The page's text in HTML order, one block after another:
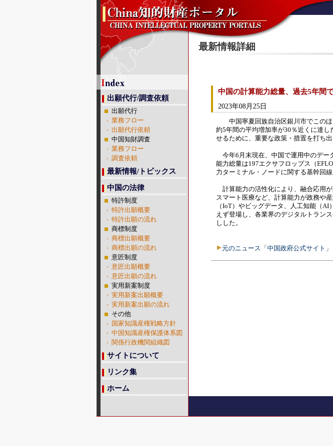
最新情報詳細
中国の計算能力総量、過去5年間
2023年08月25日
中国寧夏回族自治区銀川市でこのほ
約5年間の平均増加率が30％近くに達
せるために、重要な政策・措置を打ち
今年6月末現在、中国で運用中のデー
能力総量は197エクサフロップス（
力ターミナル・ノードに関する基幹回
計算能力の活性化により、融合応用が
スマート医療など、計算能力が政務や
（IoT）やビッグデータ、人工知能（
えず登場し、各業界のデジタルトラン
しした。
元のニュース「中国政府公式サイト
出願代行/調査依頼
出願代行
業務フロー
出願代行依頼
中国知財調査
業務フロー
調査依頼
最新情報/トピックス
中国の法律
特許制度
特許出願概要
特許出願の流れ
商標制度
商標出願概要
商標出願の流れ
意匠制度
意匠出願概要
意匠出願の流れ
実用新案制度
実用新案出願概要
実用新案出願の流れ
その他
国家知識産権戦略方針
中国知識産権保護体系図
関係行政機関組織図
サイトについて
リンク集
ホーム